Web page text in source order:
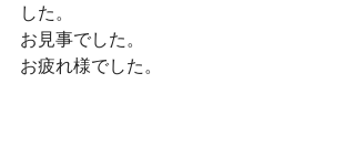
した。
お見事でした。
お疲れ様でした。